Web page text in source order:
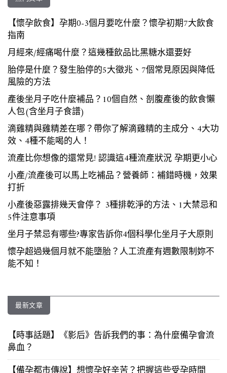
【懷孕飲食】孕期0-3個月要吃什麼？懷孕初期7大飲食
指南
月經來/經痛喝什麼？這幾種飲品比黑糖水還要好
胎停是什麼？發生胎停的5大徵兆、7個常見原因與降低
風險的方法
產後坐月子吃什麼補品？10個自然、剖腹產後的飲食懶
人包(含坐月子食譜)
滴雞精與雞精差在哪？帶你了解滴雞精的主成分、4大功
效、4種不能喝的人！
流產比你想像的還常見! 認識這4種流產狀況 孕期更小心
小產/流產後可以馬上吃補品？營養師：補錯時機，效果
打折
小產後惡露排幾天會停？ 3種排乾淨的方法、1大禁忌和
5件注意事項
坐月子禁忌有哪些?專家告訴你4個科學化坐月子大原則
懷孕超過幾個月就不能墮胎？人工流產有週數限制妳不
能不知！
最新文章
【時事話題】《影后》告訴我們的事：為什麼備孕會流
鼻血？